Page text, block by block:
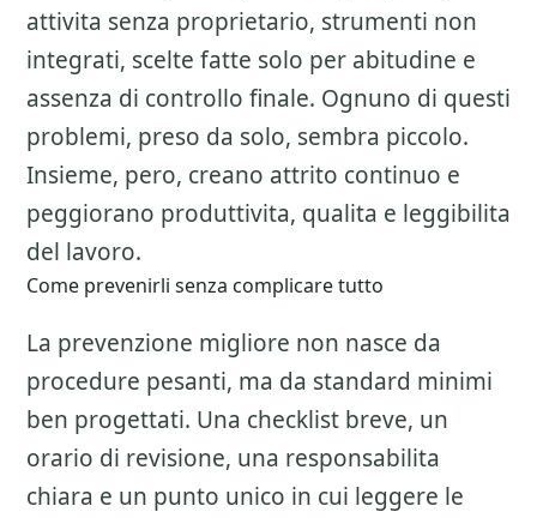
attivita senza proprietario, strumenti non
integrati, scelte fatte solo per abitudine e
assenza di controllo finale. Ognuno di questi
problemi, preso da solo, sembra piccolo.
Insieme, pero, creano attrito continuo e
peggiorano produttivita, qualita e leggibilita
del lavoro.
Come prevenirli senza complicare tutto
La prevenzione migliore non nasce da
procedure pesanti, ma da standard minimi
ben progettati. Una checklist breve, un
orario di revisione, una responsabilita
chiara e un punto unico in cui leggere le